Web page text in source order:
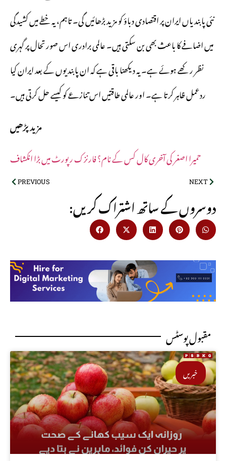
نئی پابندیاں ایران پر اقتصادی دباؤ کو مزید بڑھائیں گی۔ تاہم، یہ خطے میں کشیدگی
میں اضافے کا باعث بھی بن سکتی ہیں۔ عالمی برادری اس صورتحال پر گہری
نظر رکھے ہوئے ہے۔ یہ دیکھنا باقی ہے کہ ان پابندیوں کے بعد ایران کیا
ردعمل ظاہر کرتا ہے۔ اور عالمی طاقتیں اس تنازعے کو کیسے حل کرتی ہیں۔
مزید پڑھیں
حمیرا اصغر کی آخری کال کس کے نام؟ فارنزک رپورٹ میں بڑا انکشاف
PREVIOUS NEXT
:دوسروں کے ساتھ اشتراک کریں
مقبول پوسٹس
خبریں